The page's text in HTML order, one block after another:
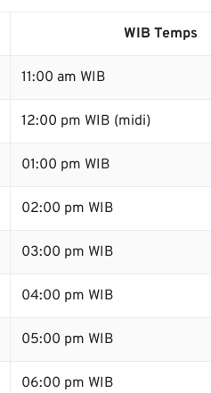
WIB Temps
11:00 am WIB
12:00 pm WIB (midi)
01:00 pm WIB
02:00 pm WIB
03:00 pm WIB
04:00 pm WIB
05:00 pm WIB
06:00 pm WIB